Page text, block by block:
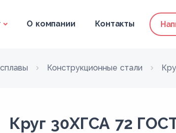
О компании Контакты
Конструкционные стали
Круг 30ХГСА 72